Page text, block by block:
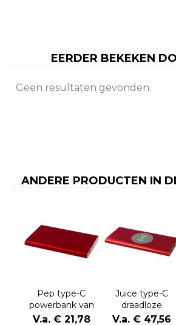
EERDER BEKEKEN
Geen resultaten gevonden.
ANDERE PRODUCTEN IN
Pep type-C
powerbank van
4000 mAh van
V.a. € 21,78
Juice type-C
draadloze
powerbank van
V.a. € 47,56